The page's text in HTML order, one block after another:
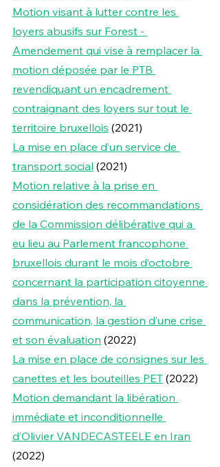
Motion visant à lutter contre les
loyers abusifs sur Forest -
Amendement qui vise à remplacer la
motion déposée par le PTB
revendiquant un encadrement
contraignant des loyers sur tout le
territoire bruxellois (2021)
La mise en place d’un service de
transport social (2021)
Motion relative à la prise en
considération des recommandations
de la Commission délibérative qui a
eu lieu au Parlement francophone
bruxellois durant le mois d’octobre
concernant la participation citoyenne
dans la prévention, la
communication, la gestion d’une crise
et son évaluation (2022)
La mise en place de consignes sur les
canettes et les bouteilles PET (2022)
Motion demandant la libération
immédiate et inconditionnelle
d’Olivier VANDECASTEELE en Iran
(2022)